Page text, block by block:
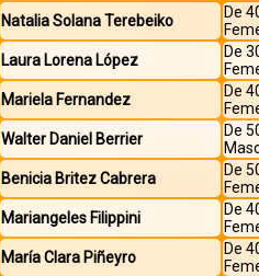
Natalia Solana Terebeiko
De
Laura Lorena López
De
Mariela Fernandez
De
Walter Daniel Berrier
De
Benicia Britez Cabrera
De
Mariangeles Filippini
De
María Clara Piñeyro
De